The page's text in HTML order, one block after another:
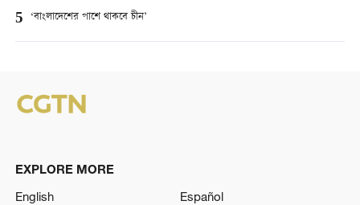
5 ‘বাংলাদেশের পাশে থাকবে চীন’
EXPLORE MORE
English
Español